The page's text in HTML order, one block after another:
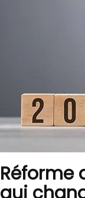
Réforme